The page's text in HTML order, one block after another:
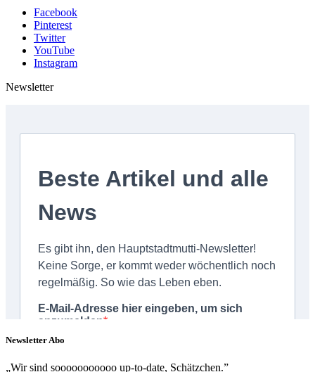
Facebook
Pinterest
Twitter
YouTube
Instagram
Newsletter
Newsletter Abo
„Wir sind sooooooooooo up-to-date, Schätzchen.”